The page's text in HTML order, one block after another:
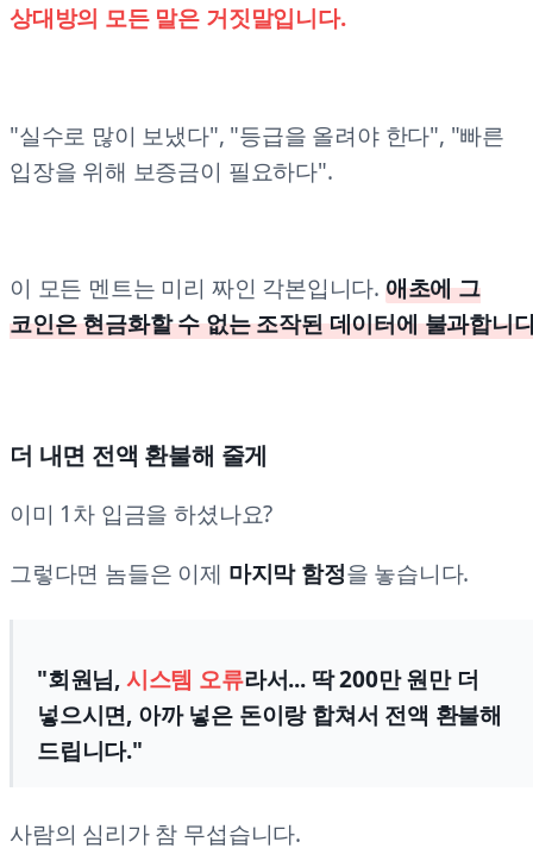
상대방의 모든 말은 거짓말입니다.
"실수로 많이 보냈다", "등급을 올려야 한다", "빠른
입장을 위해 보증금이 필요하다".
이 모든 멘트는 미리 짜인 각본입니다. 애초에 그
코인은 현금화할 수 없는 조작된 데이터에 불과합니
더 내면 전액 환불해 줄게
이미 1차 입금을 하셨나요?
그렇다면 놈들은 이제 마지막 함정을 놓습니다.
"회원님, 시스템 오류라서... 딱 200만 원만 더
넣으시면, 아까 넣은 돈이랑 합쳐서 전액 환불해
드립니다."
사람의 심리가 참 무섭습니다.